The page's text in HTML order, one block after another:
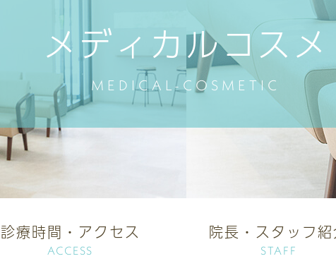
メディカルコスメ
MEDICAL-COSMETIC
診療時間・アクセス
ACCESS
院長・スタッフ紹
STAFF